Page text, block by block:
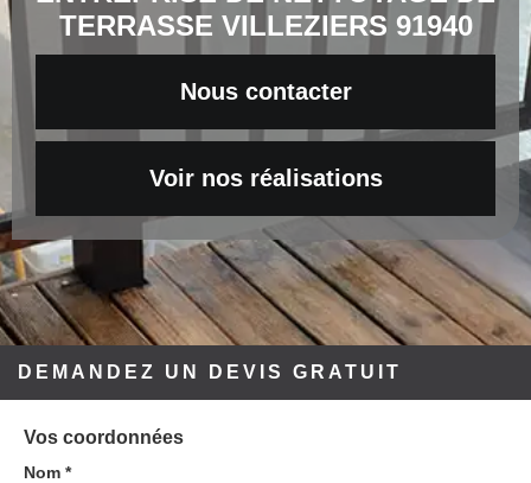
TERRASSE VILLEZIERS 91940
Nous contacter
Voir nos réalisations
DEMANDEZ UN DEVIS GRATUIT
Vos coordonnées
Nom *